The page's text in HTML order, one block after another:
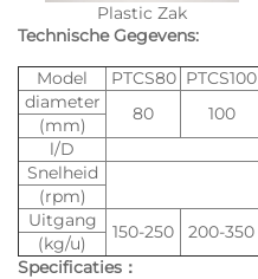
Plastic Zak
Technische Gegevens:
Model
PTCS80 PTCS100
diameter
80 100
(mm)
l/D
Snelheid
(rpm)
Uitgang
150-250 200-350
(kg/u)
Specificaties：